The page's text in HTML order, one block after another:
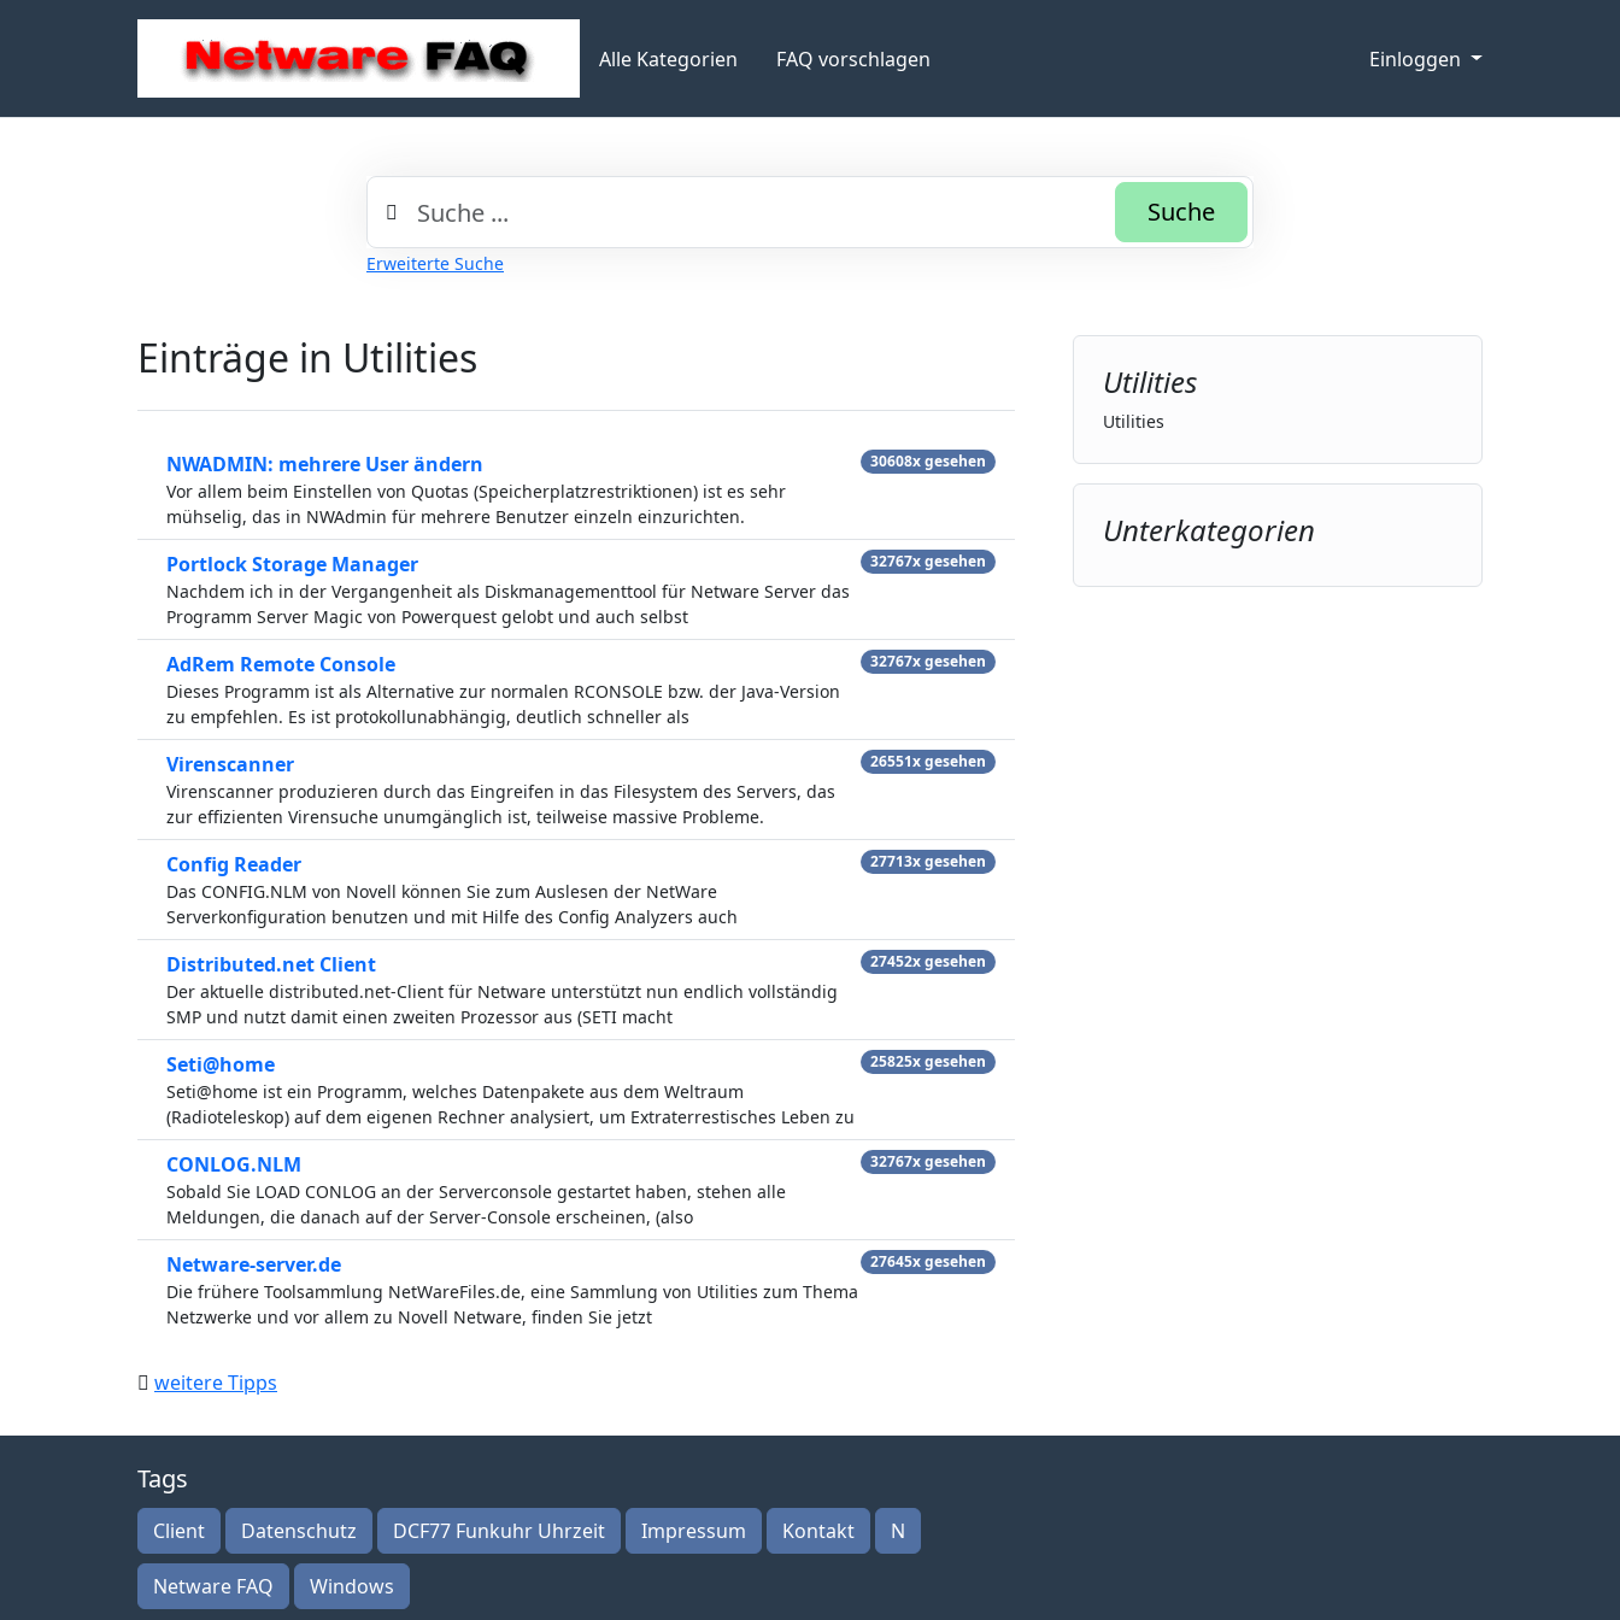
Alle Kategorien FAQ vorschlagen Einloggen
Suche
Erweiterte Suche
Einträge in Utilities
NWADMIN: mehrere User ändern
Vor allem beim Einstellen von Quotas (Speicherplatzrestriktionen) ist es sehr
mühselig, das in NWAdmin für mehrere Benutzer einzeln einzurichten.
30608x gesehen
Portlock Storage Manager
Nachdem ich in der Vergangenheit als Diskmanagementtool für Netware Server das
Programm Server Magic von Powerquest gelobt und auch selbst
32767x gesehen
AdRem Remote Console
Dieses Programm ist als Alternative zur normalen RCONSOLE bzw. der Java-Version
zu empfehlen. Es ist protokollunabhängig, deutlich schneller als
32767x gesehen
Virenscanner
Virenscanner produzieren durch das Eingreifen in das Filesystem des Servers, das
zur effizienten Virensuche unumgänglich ist, teilweise massive Probleme.
26551x gesehen
Config Reader
Das CONFIG.NLM von Novell können Sie zum Auslesen der NetWare
Serverkonfiguration benutzen und mit Hilfe des Config Analyzers auch
27713x gesehen
Distributed.net Client
Der aktuelle distributed.net-Client für Netware unterstützt nun endlich vollständig
SMP und nutzt damit einen zweiten Prozessor aus (SETI macht
27452x gesehen
Seti@home
Seti@home ist ein Programm, welches Datenpakete aus dem Weltraum
(Radioteleskop) auf dem eigenen Rechner analysiert, um Extraterrestisches Leben zu
25825x gesehen
CONLOG.NLM
Sobald Sie LOAD CONLOG an der Serverconsole gestartet haben, stehen alle
Meldungen, die danach auf der Server-Console erscheinen, (also
32767x gesehen
Netware-server.de
Die frühere Toolsammlung NetWareFiles.de, eine Sammlung von Utilities zum Thema
Netzwerke und vor allem zu Novell Netware, finden Sie jetzt
27645x gesehen
weitere Tipps
Utilities
Utilities
Unterkategorien
Tags
Client Datenschutz DCF77 Funkuhr Uhrzeit Impressum Kontakt N
Netware FAQ Windows